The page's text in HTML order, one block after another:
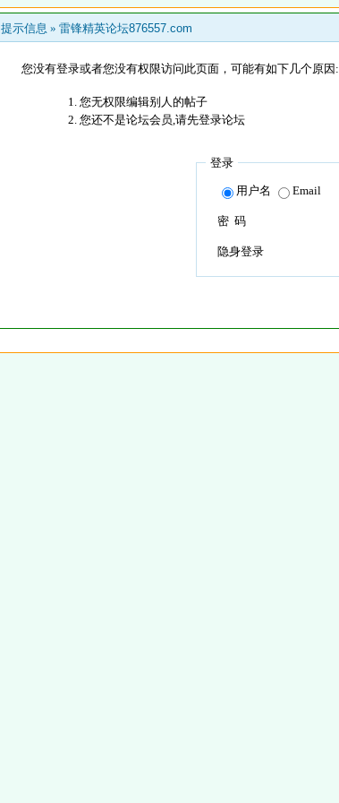
提示信息 » 雷锋精英论坛876557.com
您没有登录或者您没有权限访问此页面，可能有如下几个原因:
您无权限编辑别人的帖子
您还不是论坛会员,请先登录论坛
登录
用户名 Email
密 码
隐身登录